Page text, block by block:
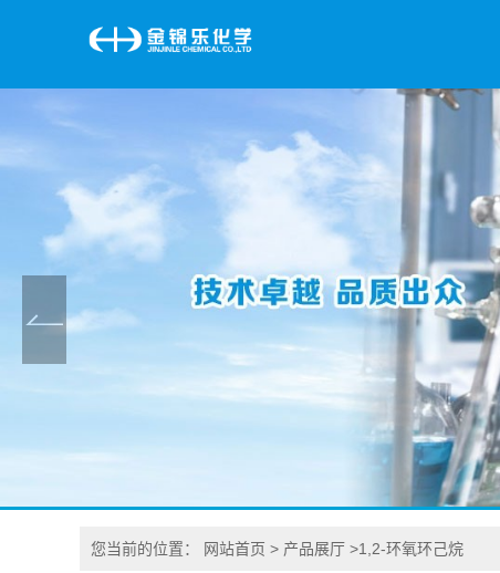
您当前的位置： 网站首页 > 产品展厅 >1,2-环氧环己烷